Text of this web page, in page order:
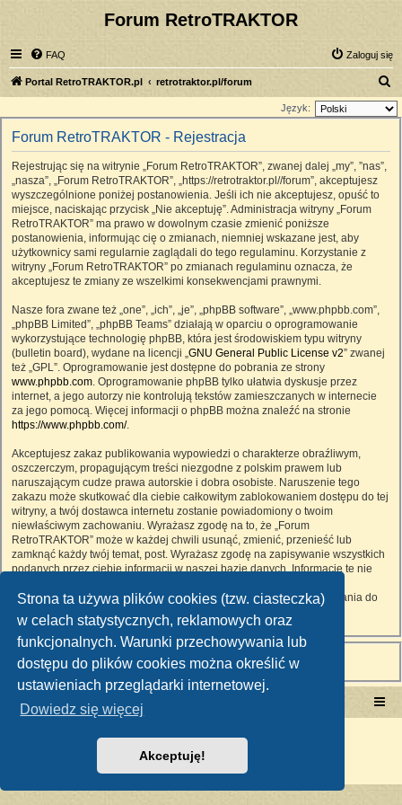
Strona ta używa plików cookies (tzw. ciasteczka)
w celach statystycznych, reklamowych oraz
funkcjonalnych. Warunki przechowywania lub
dostępu do plików cookies można określić w
ustawieniach przeglądarki internetowej.
Dowiedz się więcej
Akceptuję!
Forum RetroTRAKTOR
FAQ Zaloguj się
Portal RetroTRAKTOR.pl retrotraktor.pl/forum
z
Język:
Forum RetroTRAKTOR - Rejestracja
Rejestrując się na witrynie „Forum RetroTRAKTOR”, zwanej dalej „my”, ”nas”,
„nasza”, „Forum RetroTRAKTOR”, „https://retrotraktor.pl//forum”, akceptujesz
wyszczególnione poniżej postanowienia. Jeśli ich nie akceptujesz, opuść to
miejsce, naciskając przycisk „Nie akceptuję”. Administracja witryny „Forum
RetroTRAKTOR” ma prawo w dowolnym czasie zmienić poniższe
postanowienia, informując cię o zmianach, niemniej wskazane jest, aby
użytkownicy sami regularnie zaglądali do tego regulaminu. Korzystanie z
witryny „Forum RetroTRAKTOR” po zmianach regulaminu oznacza, że
akceptujesz te zmiany ze wszelkimi konsekwencjami prawnymi.
Nasze fora zwane też „one”, „ich”, „je”, „phpBB software”, „www.phpbb.com”,
„phpBB Limited”, „phpBB Teams” działają w oparciu o oprogramowanie
wykorzystujące technologię phpBB, która jest środowiskiem typu witryny
(bulletin board), wydane na licencji „GNU General Public License v2” zwanej
też „GPL”. Oprogramowanie jest dostępne do pobrania ze strony
www.phpbb.com. Oprogramowanie phpBB tylko ułatwia dyskusje przez
internet, a jego autorzy nie kontrolują tekstów zamieszczanych w internecie
za jego pomocą. Więcej informacji o phpBB można znaleźć na stronie
https://www.phpbb.com/.
Akceptujesz zakaz publikowania wypowiedzi o charakterze obraźliwym,
oszczerczym, propagującym treści niezgodne z polskim prawem lub
naruszającym cudze prawa autorskie i dobra osobiste. Naruszenie tego
zakazu może skutkować dla ciebie całkowitym zablokowaniem dostępu do tej
witryny, a twój dostawca internetu zostanie powiadomiony o twoim
niewłaściwym zachowaniu. Wyrażasz zgodę na to, że „Forum
RetroTRAKTOR” może w każdej chwili usunąć, zmienić, przenieść lub
zamknąć każdy twój temat, post. Wyrażasz zgodę na zapisywanie wszystkich
podanych przez ciebie informacji w naszej bazie danych. Informacje te nie
RetroTRAKTOR”, ani phpBB nie ponosi odpowiedzialności za włamania do
witryny, podczas których może dojść do kradzieży danych.
Portal RetroTRAKTOR.pl
Polski pakiet językowy dostarcza